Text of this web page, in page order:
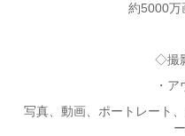
約5000万
◇撮
・
写真、動画、ポートレート